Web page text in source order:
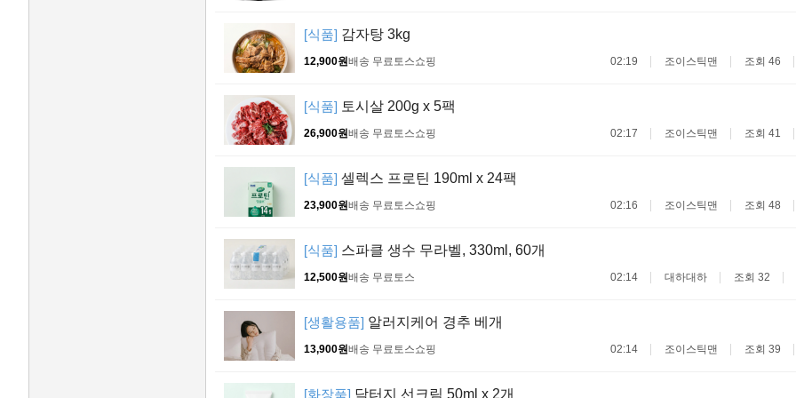
[식품] 감자탕 3kg
12,900원배송 무료 토스쇼핑 02:19 조이스틱맨 조회 46
[식품] 토시살 200g x 5팩
26,900원배송 무료 토스쇼핑 02:17 조이스틱맨 조회 41
[식품] 셀렉스 프로틴 190ml x 24팩
23,900원배송 무료 토스쇼핑 02:16 조이스틱맨 조회 48
[식품] 스파클 생수 무라벨, 330ml, 60개
12,500원배송 무료 토스 02:14 대하대하 조회 32
[생활용품] 알러지케어 경추 베개
13,900원배송 무료 토스쇼핑 02:14 조이스틱맨 조회 39
[화장품] 닥터지 선크림 50ml x 2개